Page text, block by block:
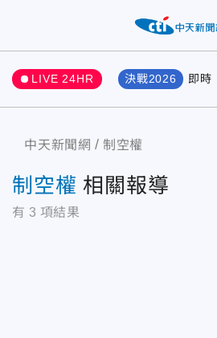
LIVE 24HR 決戰2026 即時
中天新聞網 制空權
制空權 相關報導
有 3 項結果